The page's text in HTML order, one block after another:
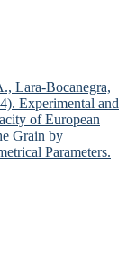
Lara-Bocanegra,
Experimental and
of European
Grain by
Parameters.